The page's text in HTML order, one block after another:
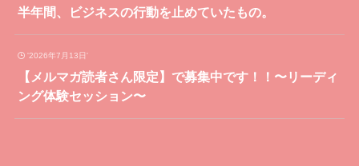
半年間、ビジネスの行動を止めていたもの。
'2026年7月13日'
【メルマガ読者さん限定】で募集中です！！〜リーディ
ング体験セッション〜